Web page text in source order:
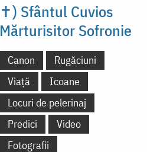
✝) Sfântul Cuvios
Mărturisitor Sofronie
Canon
Rugăciuni
Viață
Icoane
Locuri de pelerinaj
Predici
Video
Fotografii